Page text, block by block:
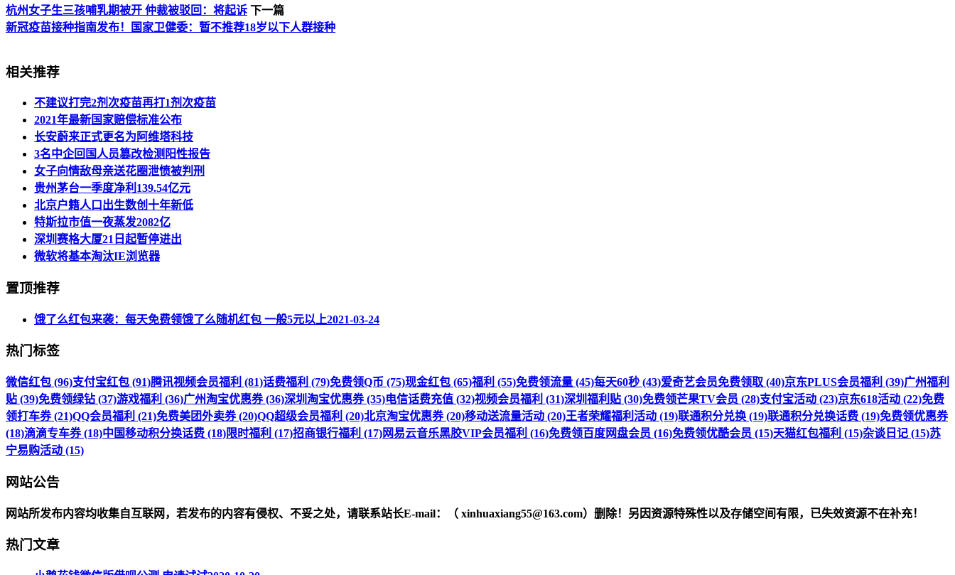
杭州女子生三孩哺乳期被开 仲裁被驳回：将起诉 下一篇
新冠疫苗接种指南发布！国家卫健委：暂不推荐18岁以下人群接种
相关推荐
不建议打完2剂次疫苗再打1剂次疫苗
2021年最新国家赔偿标准公布
长安蔚来正式更名为阿维塔科技
3名中企回国人员篡改检测阳性报告
女子向情敌母亲送花圈泄愤被判刑
贵州茅台一季度净利139.54亿元
北京户籍人口出生数创十年新低
特斯拉市值一夜蒸发2082亿
深圳赛格大厦21日起暂停进出
微软将基本淘汰IE浏览器
置顶推荐
饿了么红包来袭：每天免费领饿了么随机红包 一般5元以上2021-03-24
热门标签
微信红包 (96)支付宝红包 (91)腾讯视频会员福利 (81)话费福利 (79)免费领Q币 (75)现金红包 (65)福利 (55)免费领流量 (45)每天60秒 (43)爱奇艺会员免费领取 (40)京东PLUS会员福利 (39)广州福利
贴 (39)免费领绿钻 (37)游戏福利 (36)广州淘宝优惠券 (36)深圳淘宝优惠券 (35)电信话费充值 (32)视频会员福利 (31)深圳福利贴 (30)免费领芒果TV会员 (28)支付宝活动 (23)京东618活动 (22)免费
领打车券 (21)QQ会员福利 (21)免费美团外卖券 (20)QQ超级会员福利 (20)北京淘宝优惠券 (20)移动送流量活动 (20)王者荣耀福利活动 (19)联通积分兑换 (19)联通积分兑换话费 (19)免费领优惠券
(18)滴滴专车券 (18)中国移动积分换话费 (18)限时福利 (17)招商银行福利 (17)网易云音乐黑胶VIP会员福利 (16)免费领百度网盘会员 (16)免费领优酷会员 (15)天猫红包福利 (15)杂谈日记 (15)苏
宁易购活动 (15)
网站公告
网站所发布内容均收集自互联网，若发布的内容有侵权、不妥之处，请联系站长E-mail：（ xinhuaxiang55@163.com）删除！另因资源特殊性以及存储空间有限，已失效资源不在补充！
热门文章